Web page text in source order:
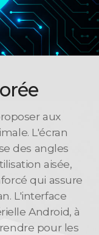
aux
L'écran
des angles
aisée,
qui assure
L'interface
Android, à
pour les